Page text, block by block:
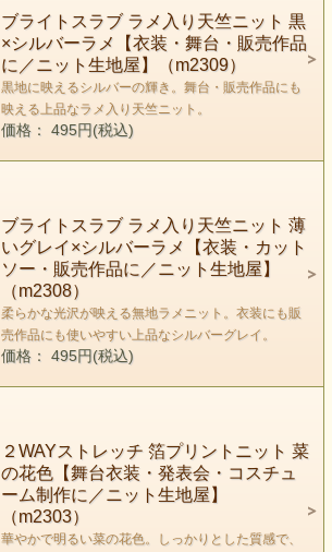
ブライトスラブ ラメ入り天竺ニット 黒
×シルバーラメ【衣装・舞台・販売作品
に／ニット生地屋】（m2309）
黒地に映えるシルバーの輝き。舞台・販売作品にも
映える上品なラメ入り天竺ニット。
価格： 495円(税込)
ブライトスラブ ラメ入り天竺ニット 薄
いグレイ×シルバーラメ【衣装・カット
ソー・販売作品に／ニット生地屋】
（m2308）
柔らかな光沢が映える無地ラメニット。衣装にも販
売作品にも使いやすい上品なシルバーグレイ。
価格： 495円(税込)
２WAYストレッチ 箔プリントニット 菜
の花色【舞台衣装・発表会・コスチュ
ーム制作に／ニット生地屋】
（m2303）
華やかで明るい菜の花色。しっかりとした質感で、